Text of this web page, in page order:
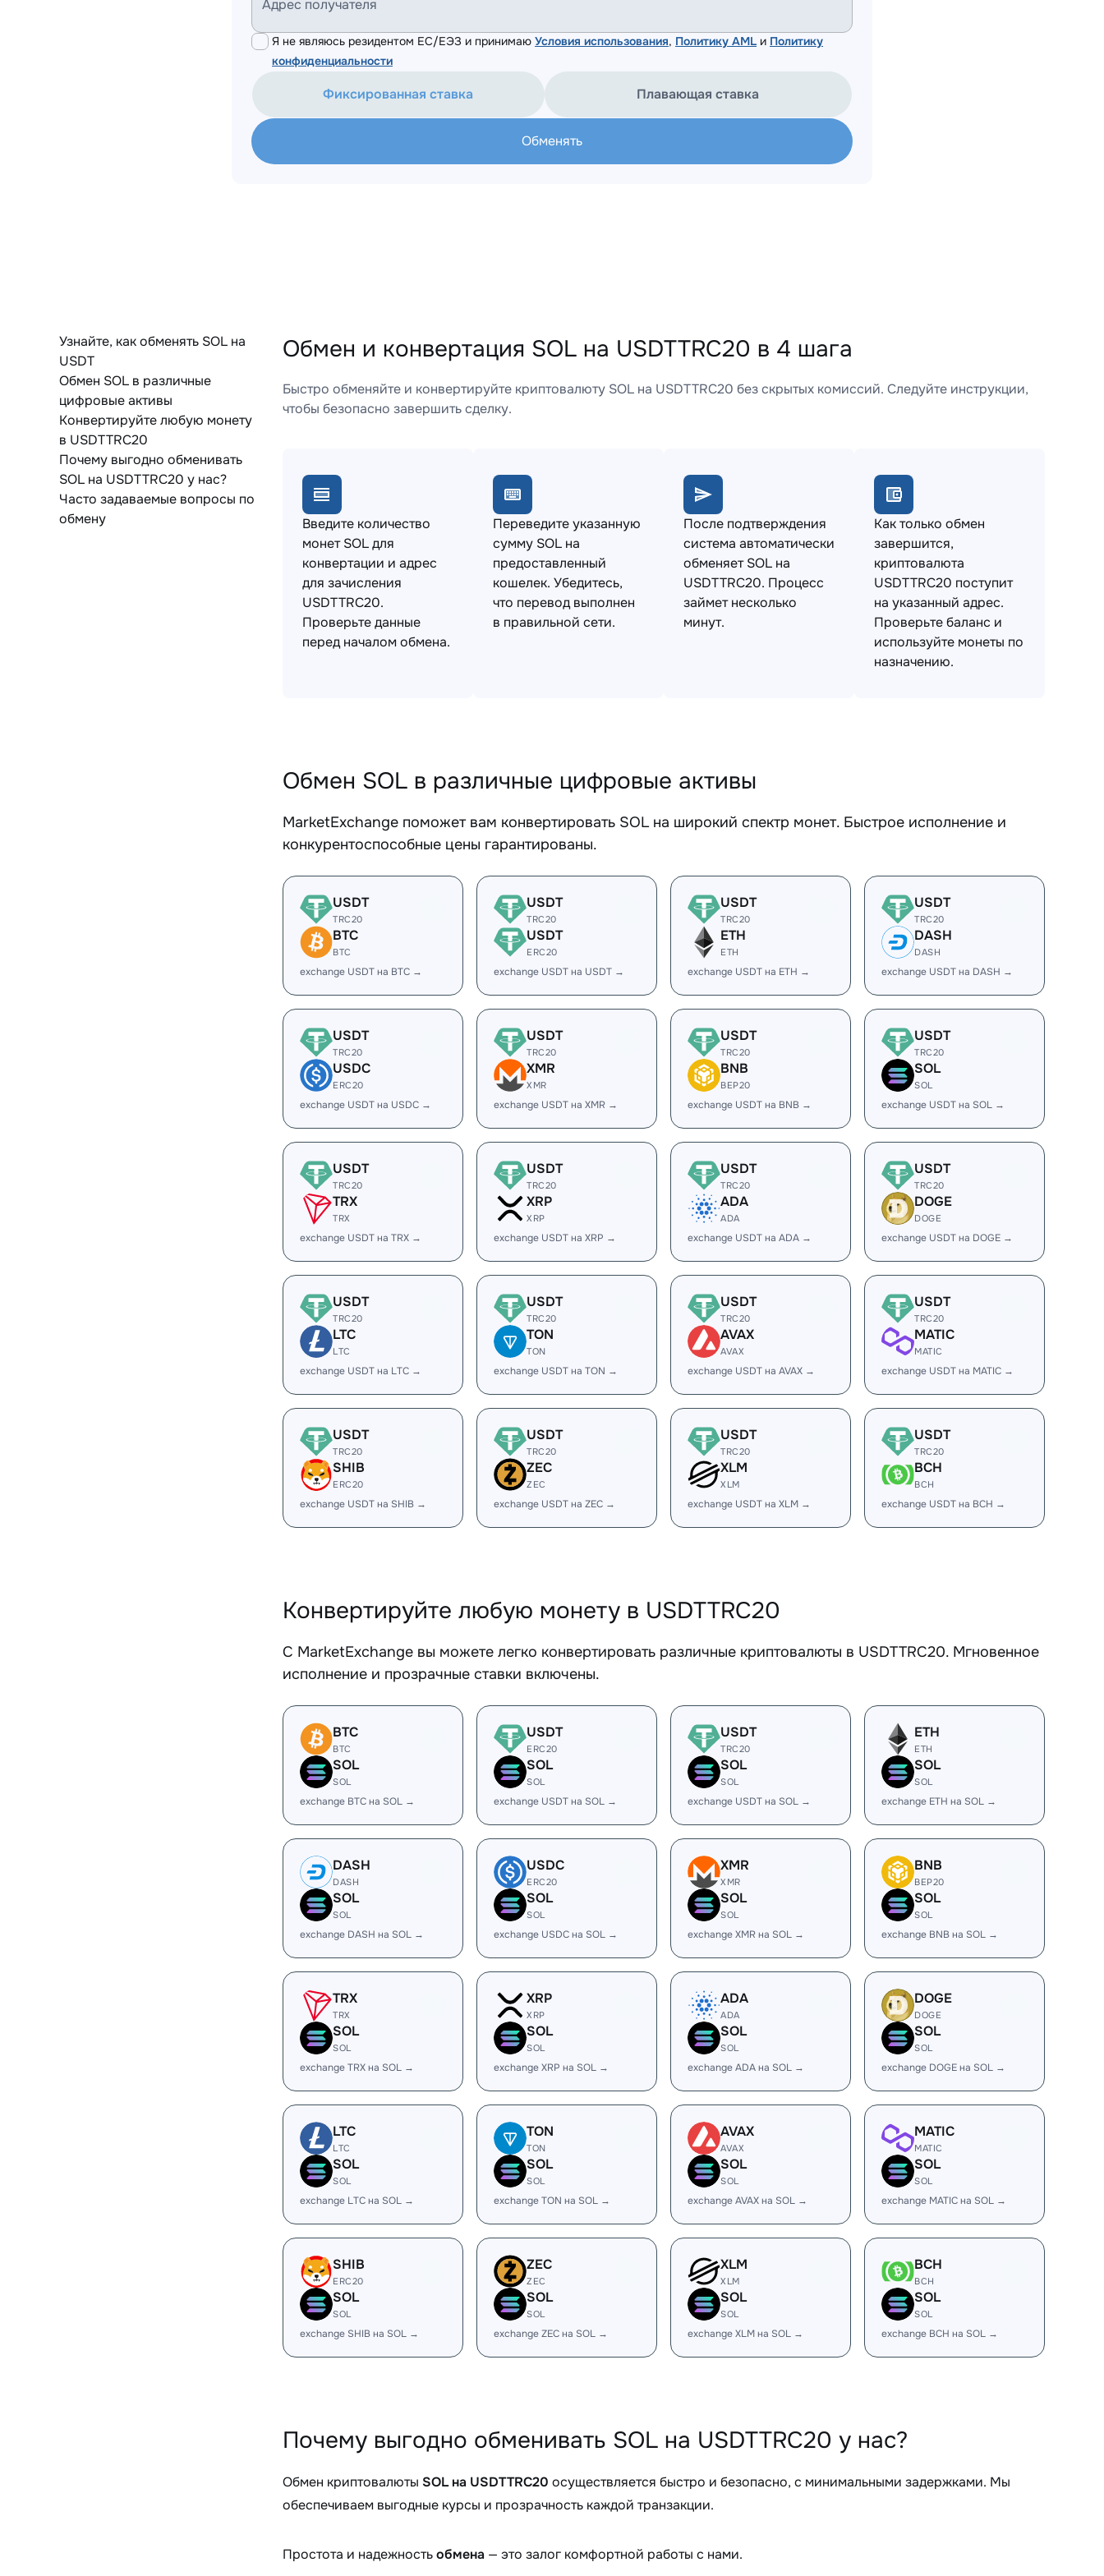
Адрес получателя
Я не являюсь резидентом ЕС/ЕЭЗ и принимаю Условия использования, Политику AML и Политику
конфиденциальности
Фиксированная ставка Плавающая ставка
Обменять
Узнайте, как обменять SOL на
USDT
Обмен SOL в различные
цифровые активы
Конвертируйте любую монету
в USDTTRC20
Почему выгодно обменивать
SOL на USDTTRC20 у нас?
Часто задаваемые вопросы по
обмену
Обмен и конвертация SOL на USDTTRC20 в 4 шага
Быстро обменяйте и конвертируйте криптовалюту SOL на USDTTRC20 без скрытых комиссий. Следуйте инструкции,
чтобы безопасно завершить сделку.
Введите количество
монет SOL для
конвертации и адрес
для зачисления
USDTTRC20.
Проверьте данные
перед началом обмена.
Переведите указанную
сумму SOL на
предоставленный
кошелек. Убедитесь,
что перевод выполнен
в правильной сети.
После подтверждения
система автоматически
обменяет SOL на
USDTTRC20. Процесс
займет несколько
минут.
Как только обмен
завершится,
криптовалюта
USDTTRC20 поступит
на указанный адрес.
Проверьте баланс и
используйте монеты по
назначению.
Обмен SOL в различные цифровые активы
MarketExchange поможет вам конвертировать SOL на широкий спектр монет. Быстрое исполнение и
конкурентоспособные цены гарантированы.
USDT
TRC20
BTC
BTC
exchange USDT на BTC →
USDT
TRC20
USDT
ERC20
exchange USDT на USDT →
USDT
TRC20
ETH
ETH
exchange USDT на ETH →
USDT
TRC20
DASH
DASH
exchange USDT на DASH →
USDT
TRC20
USDC
ERC20
exchange USDT на USDC →
USDT
TRC20
XMR
XMR
exchange USDT на XMR →
USDT
TRC20
BNB
BEP20
exchange USDT на BNB →
USDT
TRC20
SOL
SOL
exchange USDT на SOL →
USDT
TRC20
TRX
TRX
exchange USDT на TRX →
USDT
TRC20
XRP
XRP
exchange USDT на XRP →
USDT
TRC20
ADA
ADA
exchange USDT на ADA →
USDT
TRC20
DOGE
DOGE
exchange USDT на DOGE →
USDT
TRC20
LTC
LTC
exchange USDT на LTC →
USDT
TRC20
TON
TON
exchange USDT на TON →
USDT
TRC20
AVAX
AVAX
exchange USDT на AVAX →
USDT
TRC20
MATIC
MATIC
exchange USDT на MATIC →
USDT
TRC20
SHIB
ERC20
exchange USDT на SHIB →
USDT
TRC20
ZEC
ZEC
exchange USDT на ZEC →
USDT
TRC20
XLM
XLM
exchange USDT на XLM →
USDT
TRC20
BCH
BCH
exchange USDT на BCH →
Конвертируйте любую монету в USDTTRC20
С MarketExchange вы можете легко конвертировать различные криптовалюты в USDTTRC20. Мгновенное
исполнение и прозрачные ставки включены.
BTC
BTC
SOL
SOL
exchange BTC на SOL →
USDT
ERC20
SOL
SOL
exchange USDT на SOL →
USDT
TRC20
SOL
SOL
exchange USDT на SOL →
ETH
ETH
SOL
SOL
exchange ETH на SOL →
DASH
DASH
SOL
SOL
exchange DASH на SOL →
USDC
ERC20
SOL
SOL
exchange USDC на SOL →
XMR
XMR
SOL
SOL
exchange XMR на SOL →
BNB
BEP20
SOL
SOL
exchange BNB на SOL →
TRX
TRX
SOL
SOL
exchange TRX на SOL →
XRP
XRP
SOL
SOL
exchange XRP на SOL →
ADA
ADA
SOL
SOL
exchange ADA на SOL →
DOGE
DOGE
SOL
SOL
exchange DOGE на SOL →
LTC
LTC
SOL
SOL
exchange LTC на SOL →
TON
TON
SOL
SOL
exchange TON на SOL →
AVAX
AVAX
SOL
SOL
exchange AVAX на SOL →
MATIC
MATIC
SOL
SOL
exchange MATIC на SOL →
SHIB
ERC20
SOL
SOL
exchange SHIB на SOL →
ZEC
ZEC
SOL
SOL
exchange ZEC на SOL →
XLM
XLM
SOL
SOL
exchange XLM на SOL →
BCH
BCH
SOL
SOL
exchange BCH на SOL →
Почему выгодно обменивать SOL на USDTTRC20 у нас?
Обмен криптовалюты SOL на USDTTRC20 осуществляется быстро и безопасно, с минимальными задержками. Мы
обеспечиваем выгодные курсы и прозрачность каждой транзакции.
Простота и надежностьобмена — это залог комфортной работы с нами.